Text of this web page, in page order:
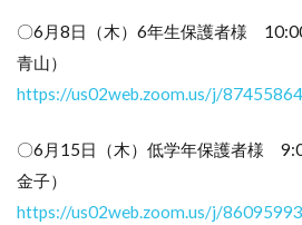
〇6月8日（木）6年生保護者様
青山）
https://us02web.zoom.us/j/
〇6月15日（木）低学年保護者様
金子）
https://us02web.zoom.us/j/